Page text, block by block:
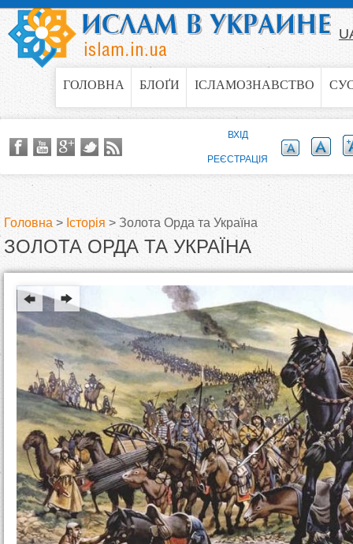
Jump to navigation
ГОЛОВНА БЛОҐИ ІСЛАМОЗНАВСТВО
В
Головна > Історія > Золота Орда та Україна
ЗОЛОТА ОРДА ТА УКРАЇНА
ВХІД
РЕЄСТРАЦІЯ